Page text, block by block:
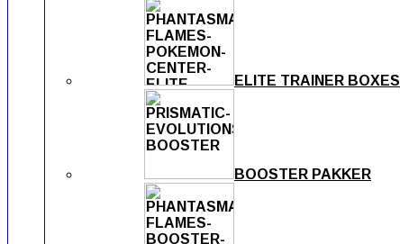
ELITE TRAINER BOXES
BOOSTER PAKKER